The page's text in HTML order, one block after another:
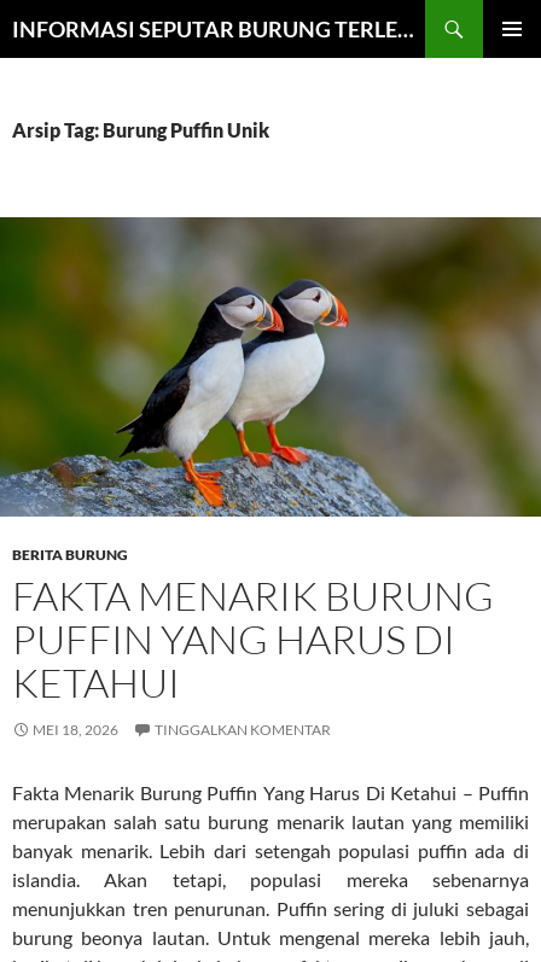
INFORMASI SEPUTAR BURUNG TERLENGKAP
Arsip Tag: Burung Puffin Unik
BERITA BURUNG
FAKTA MENARIK BURUNG
PUFFIN YANG HARUS DI
KETAHUI
MEI 18, 2026 TINGGALKAN KOMENTAR
Fakta Menarik Burung Puffin Yang Harus Di Ketahui – Puffin
merupakan salah satu burung menarik lautan yang memiliki
banyak menarik. Lebih dari setengah populasi puffin ada di
islandia. Akan tetapi, populasi mereka sebenarnya
menunjukkan tren penurunan. Puffin sering di juluki sebagai
burung beonya lautan. Untuk mengenal mereka lebih jauh,